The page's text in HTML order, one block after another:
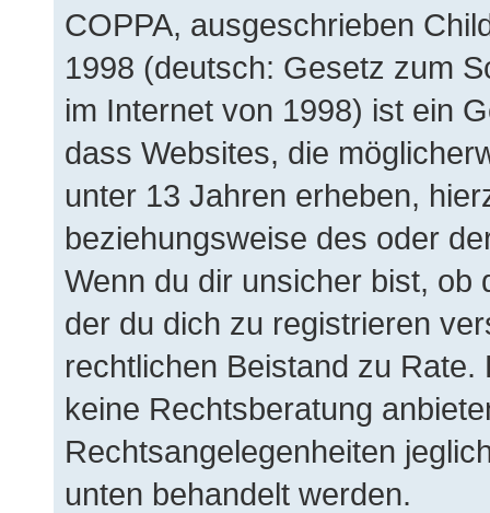
COPPA, ausgeschrieben
1998 (deutsch: Gesetz zum
im Internet von 1998) ist ein
dass Websites, die
unter 13 Jahren erheben,
beziehungsweise des oder
Wenn du dir unsicher bist, ob
der du dich zu registrieren
rechtlichen Beistand zu
keine Rechtsberatung
Rechtsangelegenheiten
unten behandelt werden.